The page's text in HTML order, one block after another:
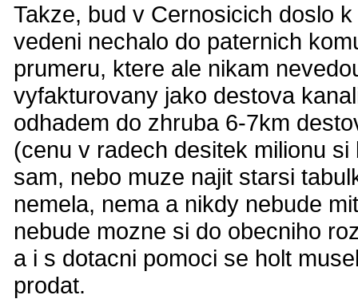
Takze, bud v Cernosicich doslo
vedeni nechalo do paternich
prumeru, ktere ale nikam
vyfakturovany jako destova
odhadem do zhruba 6-7km
(cenu v radech desitek milionu
sam, nebo muze najit starsi
nemela, nema a nikdy nebude
nebude mozne si do obecniho
a i s dotacni pomoci se holt
prodat.